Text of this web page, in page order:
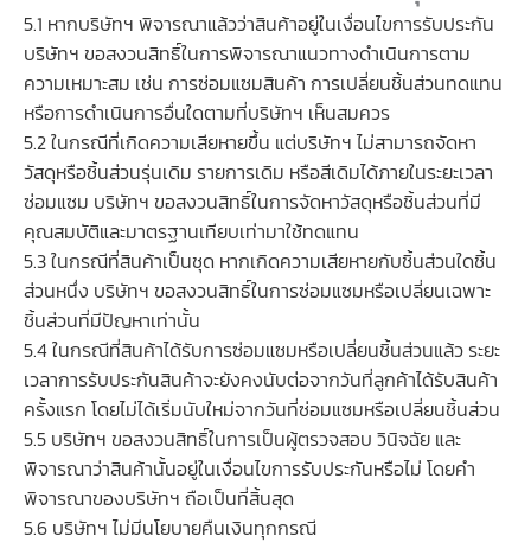
5.1 หากบริษัทฯ พิจารณาแล้วว่าสินค้าอยู่ในเงื่อนไขการรับประกัน
บริษัทฯ ขอสงวนสิทธิ์ในการพิจารณาแนวทางดำเนินการตาม
ความเหมาะสม เช่น การซ่อมแซมสินค้า การเปลี่ยนชิ้นส่วนทดแทน
หรือการดำเนินการอื่นใดตามที่บริษัทฯ เห็นสมควร
5.2 ในกรณีที่เกิดความเสียหายขึ้น แต่บริษัทฯ ไม่สามารถจัดหา
วัสดุหรือชิ้นส่วนรุ่นเดิม รายการเดิม หรือสีเดิมได้ภายในระยะเวลา
ซ่อมแซม บริษัทฯ ขอสงวนสิทธิ์ในการจัดหาวัสดุหรือชิ้นส่วนที่มี
คุณสมบัติและมาตรฐานเทียบเท่ามาใช้ทดแทน
5.3 ในกรณีที่สินค้าเป็นชุด หากเกิดความเสียหายกับชิ้นส่วนใดชิ้น
ส่วนหนึ่ง บริษัทฯ ขอสงวนสิทธิ์ในการซ่อมแซมหรือเปลี่ยนเฉพาะ
ชิ้นส่วนที่มีปัญหาเท่านั้น
5.4 ในกรณีที่สินค้าได้รับการซ่อมแซมหรือเปลี่ยนชิ้นส่วนแล้ว ระยะ
เวลาการรับประกันสินค้าจะยังคงนับต่อจากวันที่ลูกค้าได้รับสินค้า
ครั้งแรก โดยไม่ได้เริ่มนับใหม่จากวันที่ซ่อมแซมหรือเปลี่ยนชิ้นส่วน
5.5 บริษัทฯ ขอสงวนสิทธิ์ในการเป็นผู้ตรวจสอบ วินิจฉัย และ
พิจารณาว่าสินค้านั้นอยู่ในเงื่อนไขการรับประกันหรือไม่ โดยคำ
พิจารณาของบริษัทฯ ถือเป็นที่สิ้นสุด
5.6 บริษัทฯ ไม่มีนโยบายคืนเงินทุกกรณี